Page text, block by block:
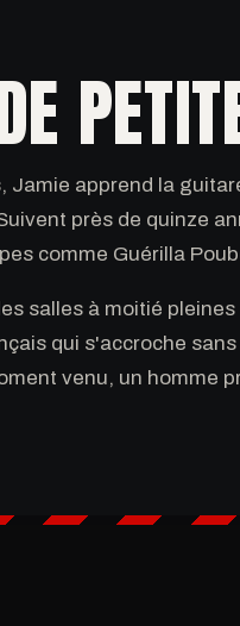
Jamie apprend la
près de quinze
comme Guérilla
salles à moitié
qui s'accroche
venu, un homme